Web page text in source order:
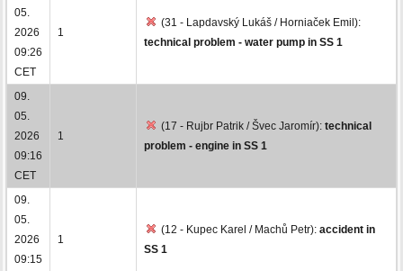
05.
2026
09:26
CET
1
(31 - Lapdavský Lukáš / Horniaček Emil):
technical problem - water pump in SS 1
09.
05.
2026
09:16
CET
1
(17 - Rujbr Patrik / Švec Jaromír): technical
problem - engine in SS 1
09.
05.
2026
09:15
1
(12 - Kupec Karel / Machů Petr): accident in
SS 1